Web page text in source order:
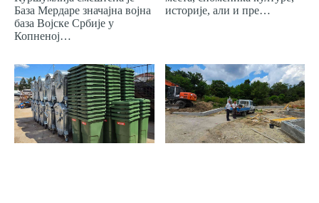
База Мердаре значајна војна
база Војске Србије у
Копненој…
историје, али и пре…